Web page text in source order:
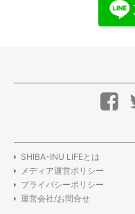
SHIBA-INU LIFEとは
メディア運営ポリシー
プライバシーポリシー
運営会社/お問合せ